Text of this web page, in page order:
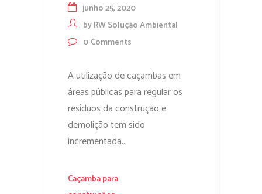
junho 25, 2020
byRW Solução Ambiental
0 Comments
A utilização de caçambas em
áreas públicas para regular os
resíduos da construção e
demolição tem sido
incrementada...
Caçamba para